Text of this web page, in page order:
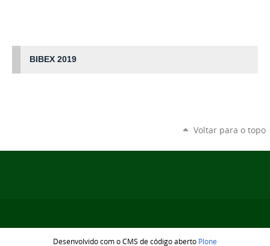
BIBEX 2019
Voltar para o topo
Desenvolvido com o CMS de código aberto Plone